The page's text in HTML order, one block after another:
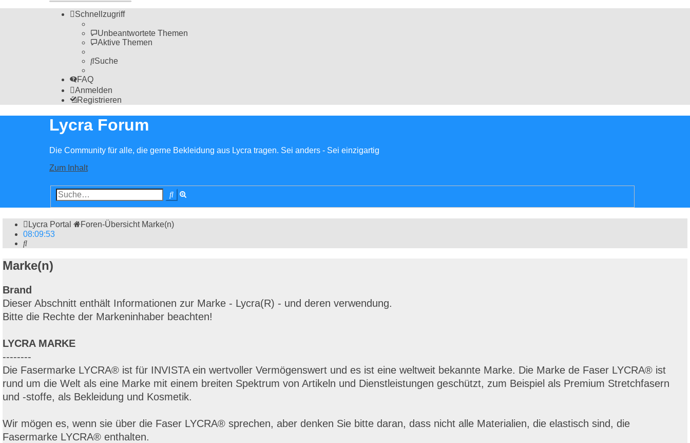
Schnellzugriff
Unbeantwortete Themen
Aktive Themen
Suche
FAQ
Anmelden
Registrieren
Lycra Forum
Die Community für alle, die gerne Bekleidung aus Lycra tragen. Sei anders - Sei einzigartig
Zum Inhalt
Suche
Lycra Portal Foren-Übersicht Marke(n)
08:09:53
Suche
Marke(n)
Brand
Dieser Abschnitt enthält Informationen zur Marke - Lycra(R) - und deren verwendung.
Bitte die Rechte der Markeninhaber beachten!
LYCRA MARKE
--------
Die Fasermarke LYCRA® ist für INVISTA ein wertvoller Vermögenswert und es ist eine weltweit bekannte Marke. Die Marke de Faser LYCRA® ist
rund um die Welt als eine Marke mit einem breiten Spektrum von Artikeln und Dienstleistungen geschützt, zum Beispiel als Premium Stretchfasern
und -stoffe, als Bekleidung und Kosmetik.
Wir mögen es, wenn sie über die Faser LYCRA® sprechen, aber denken Sie bitte daran, dass nicht alle Materialien, die elastisch sind, die
Fasermarke LYCRA® enthalten.